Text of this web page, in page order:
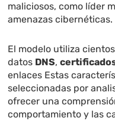
maliciosos, como líder
amenazas cibernéticas.
El modelo utiliza
datos DNS,
enlaces Estas
seleccionadas por
ofrecer una
comportamiento y las